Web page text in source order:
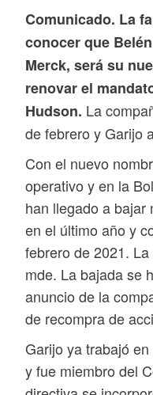
Comunicado. La
conocer que
Merck, será su
renovar el
Hudson. La
de febrero y Garijo
Con el nuevo
operativo y en la
han llegado a bajar
en el último año y
febrero de 2021.
mde. La bajada se
anuncio de la
de recompra de
Garijo ya trabajó
y fue miembro del